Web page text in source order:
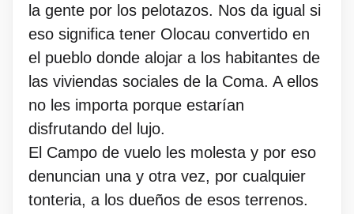
la gente por los pelotazos. Nos da igual si
eso significa tener Olocau convertido en
el pueblo donde alojar a los habitantes de
las viviendas sociales de la Coma. A ellos
no les importa porque estarían
disfrutando del lujo.
El Campo de vuelo les molesta y por eso
denuncian una y otra vez, por cualquier
tonteria, a los dueños de esos terrenos.